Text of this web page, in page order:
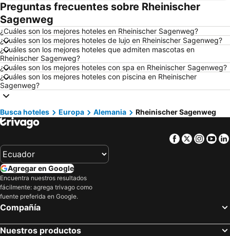
Hoteles en Zorritos
Hoteles en Madrid
Hoteles en Roma
Hoteles en Riobamba
Hoteles en París
Hoteles en Ambato
Hoteles en Ibarra
Hoteles en Loja
Hoteles en Lima
Hoteles en Ecuador
Hoteles en Colombia
Hoteles en Panamá
Hoteles en Esmeraldas
Hoteles en San Cristóbal
Hoteles en Argentina
Hoteles en París
Hoteles en Campania
Hoteles en Italia
Hoteles en Noruega
Hoteles en Nueva York
Preguntas frecuentes sobre Rheinischer
Sagenweg
¿Cuáles son los mejores hoteles en Rheinischer Sagenweg?
¿Cuáles son los mejores hoteles de lujo en Rheinischer Sagenweg?
¿Cuáles son los mejores hoteles que admiten mascotas en
Rheinischer Sagenweg?
¿Cuáles son los mejores hoteles con spa en Rheinischer Sagenweg?
¿Cuáles son los mejores hoteles con piscina en Rheinischer
Sagenweg?
Busca hoteles Europa Alemania Rheinischer Sagenweg
Facebook
Twitter
Agregar en Google
Encuentra nuestros resultados
fácilmente: agrega trivago como
fuente preferida en Google.
Compañía
Nuestros productos